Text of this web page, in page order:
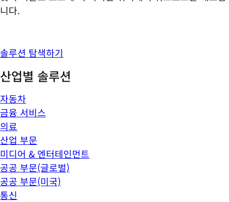
니다.
솔루션 탐색하기
산업별 솔루션
자동차
금융 서비스
의료
산업 부문
미디어 & 엔터테인먼트
공공 부문(글로벌)
공공 부문(미국)
통신